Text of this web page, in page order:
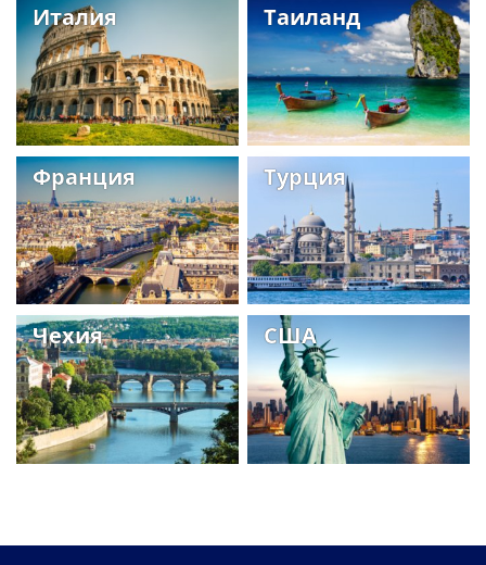
Италия Таиланд
Франция Турция
Чехия США